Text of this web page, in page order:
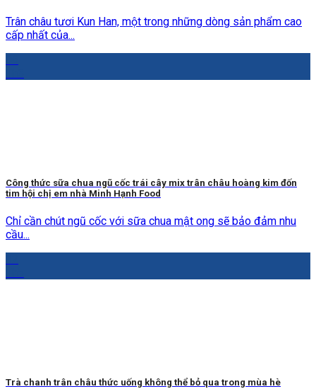
Trân châu tươi Kun Han, một trong những dòng sản phẩm cao
cấp nhất của...
Công thức sữa chua ngũ cốc trái cây mix trân châu hoàng kim đốn
tim hội chị em nhà Minh Hạnh Food
Chỉ cần chút ngũ cốc với sữa chua mật ong sẽ bảo đảm nhu
cầu...
Trà chanh trân châu thức uống không thể bỏ qua trong mùa hè